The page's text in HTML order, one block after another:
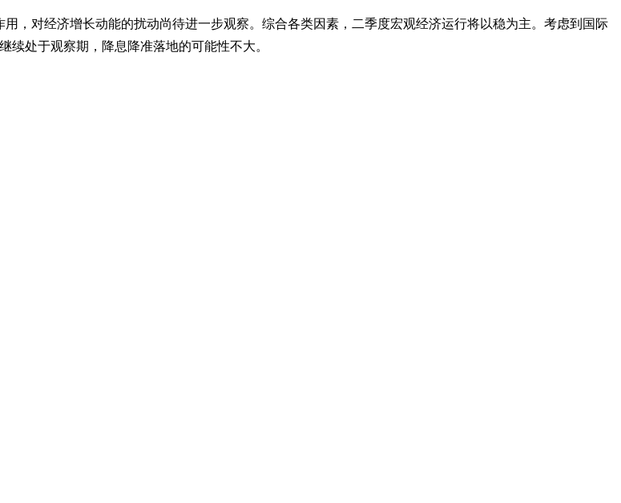
，对经济增长动能的扰动尚待进一步观察。综合各类因素，二季度宏观经济运行将以稳为主。考虑到国际
处于观察期，降息降准落地的可能性不大。